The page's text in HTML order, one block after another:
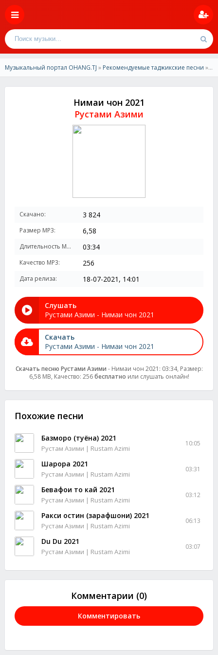
Музыкальный портал OHANG.TJ » Рекомендуемые таджикские песни » Рустам Азими-Нимаи чон 2021
Нимаи чон 2021
Рустами Азими
Скачано: 3 824
Размер MP3: 6,58
Длительность MP3: 03:34
Качество MP3: 256
Дата релиза: 18-07-2021, 14:01
Слушать
Рустами Азими - Нимаи чон 2021
Скачать
Рустами Азими - Нимаи чон 2021
Скачать песню Рустами Азими - Нимаи чон 2021: 03:34, Размер:
6,58 MB, Качество: 256бесплатно или слушать онлайн!
Похожие песни
Базморо (туёна) 2021
Рустам Азими | Rustam Azimi
10:05
Шарора 2021
Рустам Азими | Rustam Azimi
03:31
Бевафои то кай 2021
Рустам Азими | Rustam Azimi
03:12
Ракси остин (зарафшони) 2021
Рустам Азими | Rustam Azimi
06:13
Du Du 2021
Рустам Азими | Rustam Azimi
03:07
Комментарии (0)
Комментировать